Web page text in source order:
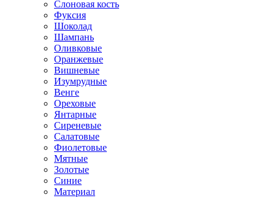
Слоновая кость
Фуксия
Шоколад
Шампань
Оливковые
Оранжевые
Вишневые
Изумрудные
Венге
Ореховые
Янтарные
Сиреневые
Салатовые
Фиолетовые
Мятные
Золотые
Синие
Материал